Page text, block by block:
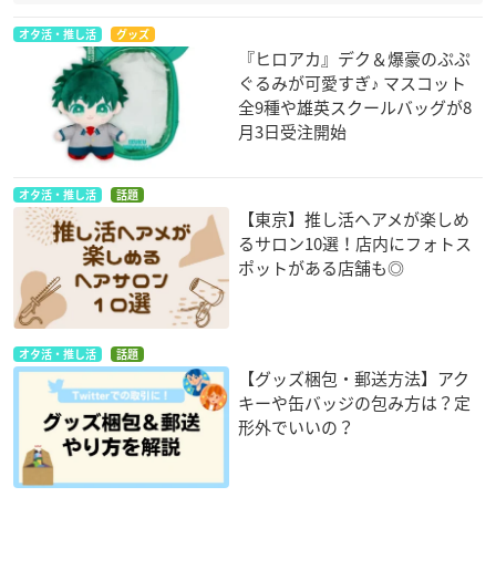
オタ活・推し活 グッズ
『ヒロアカ』デク＆爆豪のぷぷ
ぐるみが可愛すぎ♪ マスコット
全9種や雄英スクールバッグが8
月3日受注開始
オタ活・推し活 話題
【東京】推し活ヘアメが楽しめ
るサロン10選！店内にフォトス
ポットがある店舗も◎
オタ活・推し活 話題
【グッズ梱包・郵送方法】アク
キーや缶バッジの包み方は？定
形外でいいの？